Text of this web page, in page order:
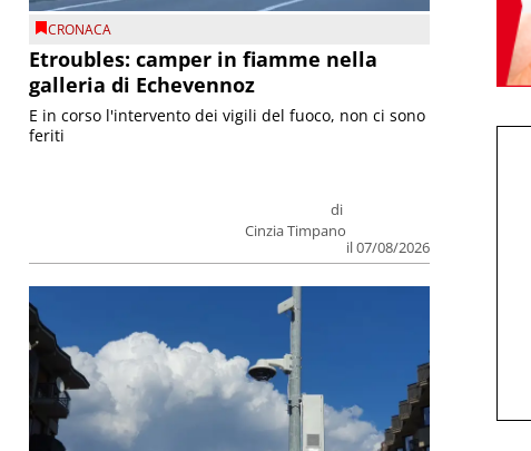
CRONACA
Etroubles: camper in fiamme nella
galleria di Echevennoz
di
Cinzia Timpano
il 07/08/2026
E in corso l'intervento dei vigili del fuoco, non ci sono
feriti